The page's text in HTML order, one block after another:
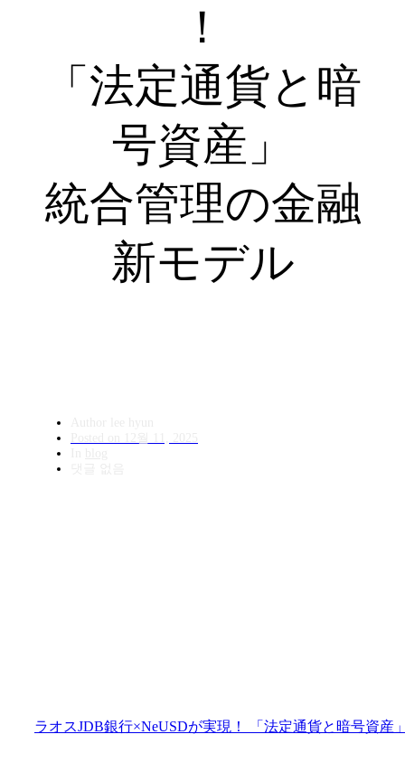
！
「法定通貨と暗
号資産」
統合管理の金融
新モデル
ラオスJDB銀行×NeUSDが実現！ 「法定通貨と暗号資